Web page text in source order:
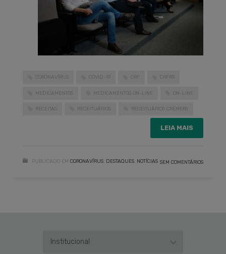
CORONAVÍRUS COVID-19 CRF CRFRS
MEDICAMENTOS MEDICAMENTOS ON-LINE ON-LINE
RECEITAS RECEITUÁRIOS RECEITUÁRIOS CREMERS
LEIA MAIS
PUBLICADO EM CORONAVÍRUS DESTAQUES NOTÍCIAS SEM COMENTÁRIOS
Institucional